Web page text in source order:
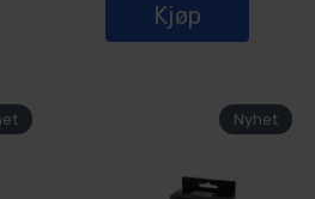
Kjøp